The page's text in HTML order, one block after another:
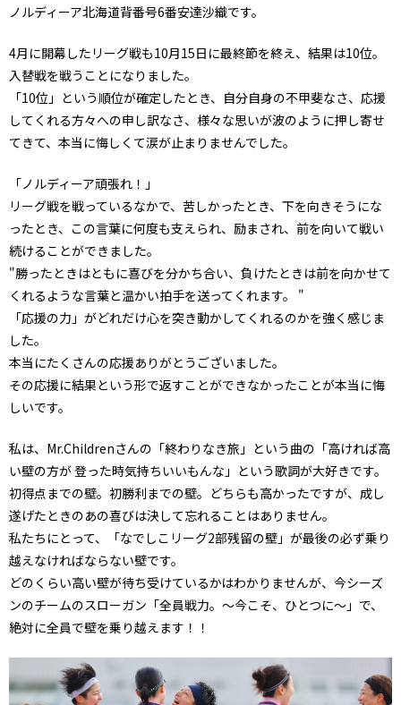
ノルディーア北海道背番号6番安達沙織です。
4月に開幕したリーグ戦も10月15日に最終節を終え、結果は10位。
入替戦を戦うことになりました。
「10位」という順位が確定したとき、自分自身の不甲斐なさ、応援
してくれる方々への申し訳なさ、様々な思いが波のように押し寄せ
てきて、本当に悔しくて涙が止まりませんでした。
「ノルディーア頑張れ！」
リーグ戦を戦っているなかで、苦しかったとき、下を向きそうにな
ったとき、この言葉に何度も支えられ、励まされ、前を向いて戦い
続けることができました。
"勝ったときはともに喜びを分かち合い、負けたときは前を向かせて
くれるような言葉と温かい拍手を送ってくれます。 "
「応援の力」がどれだけ心を突き動かしてくれるのかを強く感じま
した。
本当にたくさんの応援ありがとうございました。
その応援に結果という形で返すことができなかったことが本当に悔
しいです。
私は、Mr.Childrenさんの「終わりなき旅」という曲の「高ければ高
い壁の方が 登った時気持ちいいもんな」という歌詞が大好きです。
初得点までの壁。初勝利までの壁。どちらも高かったですが、成し
遂げたときのあの喜びは決して忘れることはありません。
私たちにとって、「なでしこリーグ2部残留の壁」が最後の必ず乗り
越えなければならない壁です。
どのくらい高い壁が待ち受けているかはわかりませんが、今シーズ
ンのチームのスローガン「全員戦力。〜今こそ、ひとつに〜」で、
絶対に全員で壁を乗り越えます！！